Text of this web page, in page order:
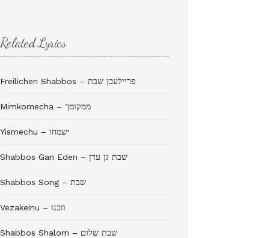
Related Lyrics
Freilichen Shabbos – פריילעכן שבת
Mimkomecha – ממקומך
Yismechu – ישמחו
Shabbos Gan Eden – שבת גן עדן
Shabbos Song – שבת
Vezakeinu – וזכנו
Shabbos Shalom – שבת שלום